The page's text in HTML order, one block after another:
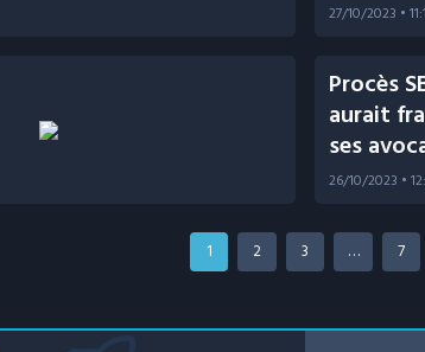
27/10/2023 •
Procès
aurait
ses
26/10/2023 •
1 2 3 … 7